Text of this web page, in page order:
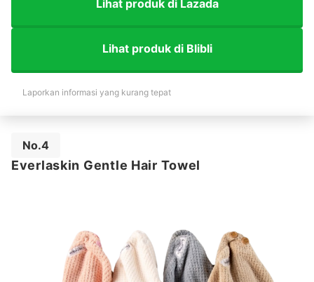
Lihat produk di Lazada
Lihat produk di Blibli
Laporkan informasi yang kurang tepat
No.4
Everlaskin Gentle Hair Towel